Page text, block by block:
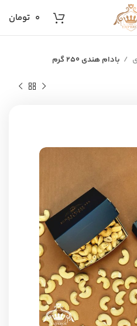
۰ تومان
بادام هندی 250 گرم
کنید